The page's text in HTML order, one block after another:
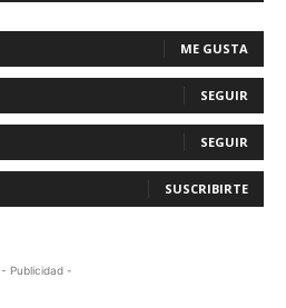
ME GUSTA
SEGUIR
SEGUIR
SUSCRIBIRTE
- Publicidad -